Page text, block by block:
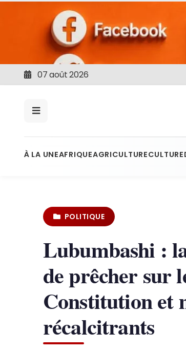
07 août 2026
À LA UNEAFRIQUEAGRICULTURECULTURE
POLITIQUE
Lubumbashi :
de prêcher sur
Constitution et
récalcitrants